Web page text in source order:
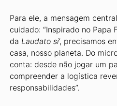
Para ele, a mensagem
cuidado: “Inspirado no Papa
da Laudato si’, precisamos
casa, nosso planeta. Do
conta: desde não jogar um
compreender a logística
responsabilidades”.